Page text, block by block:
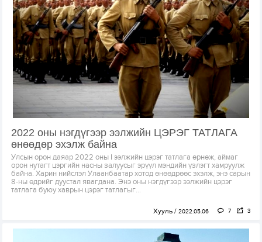
2022 оны нэгдүгээр ээлжийн ЦЭРЭГ ТАТЛАГА
өнөөдөр эхэлж байна
Улсын орон даяар 2022 оны I ээлжийн цэрэг татлага өрнөж, аймаг
орон нутагт цэргийн насны залуусыг эрүүл мэндийн үзлэгт хамруулж
байна. Харин нийслэл Улаанбаатар хотод өнөөдрөөс эхэлж, энэ сарын
8-ны өдрийг дуустал явагдана. Энэ оны нэгдүгээр ээлжийн цэрэг
татлага буюу хаврын цэрэг татлагыг...
Хууль 2022.05.06 7 3